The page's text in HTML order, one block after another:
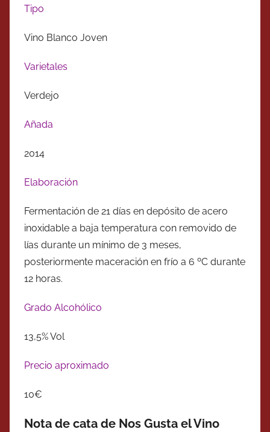
Tipo
Vino Blanco Joven
Varietales
Verdejo
Añada
2014
Elaboración
Fermentación de 21 días en depósito de acero
inoxidable a baja temperatura con removido de
lías durante un mínimo de 3 meses,
posteriormente maceración en frío a 6 ºC durante
12 horas.
Grado Alcohólico
13,5% Vol
Precio aproximado
10€
Nota de cata de Nos Gusta el Vino